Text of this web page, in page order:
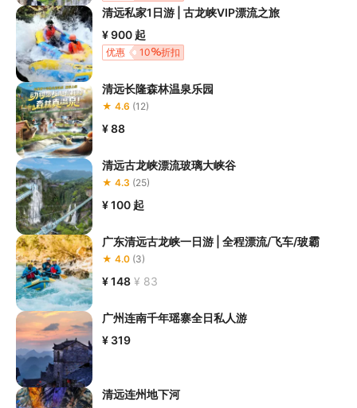
清远私家1日游 | 古龙峡VIP漂流之旅
¥ 900 起
10 折扣
优惠
清远长隆森林温泉乐园
★ 4.6 (12)
¥ 88
清远古龙峡漂流玻璃大峡谷
★ 4.3 (25)
¥ 100 起
广东清远古龙峡一日游 | 全程漂流/飞车/玻霸
★ 4.0 (3)
¥ 148 ¥ 83
广州连南千年瑶寨全日私人游
¥ 319
清远连州地下河